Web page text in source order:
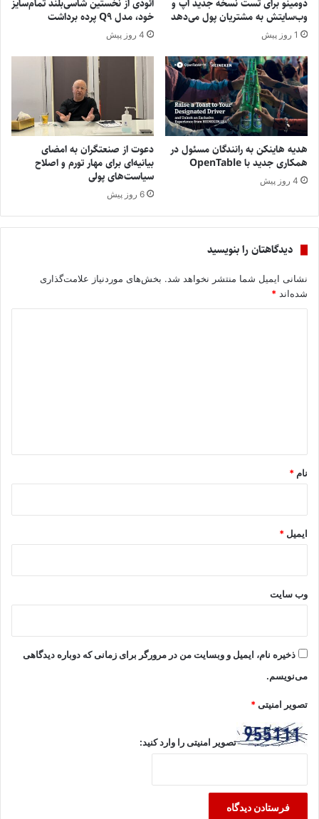
دومینو برای تست نسخه جدید اپ و
وب‌سایتش به مشتریان پول می‌دهد
1 روز پیش
آئودی از نخستین شاسی‌بلند تمام‌سایز
خود، مدل Q9 پرده برداشت
4 روز پیش
هدیه هاینکن به رانندگان مسئول در
همکاری جدید با OpenTable
4 روز پیش
دعوت از صنعتگران به امضای
بیانیه‌ای برای مهار تورم و اصلاح
سیاست‌های پولی
6 روز پیش
دیدگاهتان را بنویسید
نشانی ایمیل شما منتشر نخواهد شد. بخش‌های موردنیاز علامت‌گذاری
شده‌اند *
نام *
ایمیل *
وب‌ سایت
ذخیره نام، ایمیل و وبسایت من در مرورگر برای زمانی که دوباره دیدگاهی
می‌نویسم.
تصویر امنیتی*
تصویر امنیتی را وارد کنید: